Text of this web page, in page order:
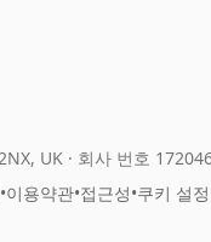
UK · 회사 번호
•이용약관•접근성•쿠키 설정